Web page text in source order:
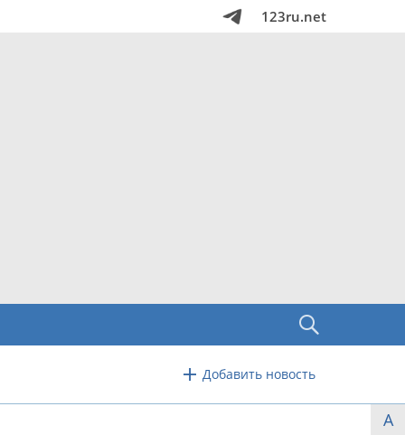
123ru.net
Добавить новость
А